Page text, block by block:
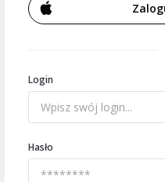
Login
Hasło